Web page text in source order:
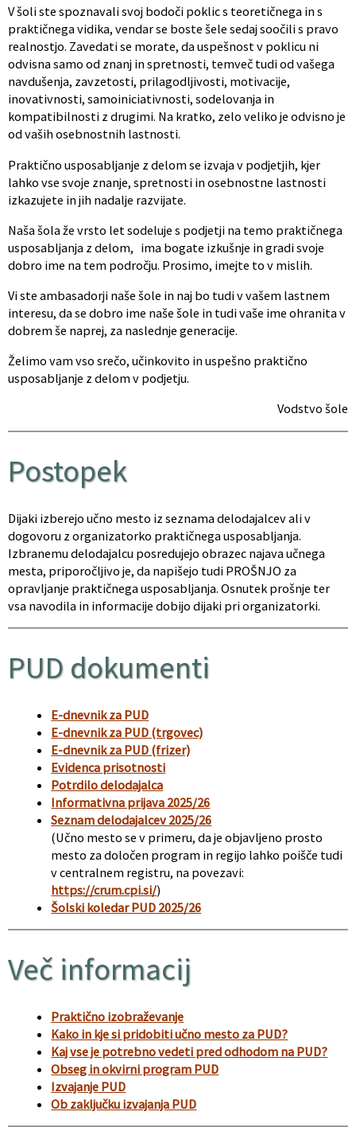
V šoli ste spoznavali svoj bodoči poklic s teoretičnega in s
praktičnega vidika, vendar se boste šele sedaj soočili s pravo
realnostjo. Zavedati se morate, da uspešnost v poklicu ni
odvisna samo od znanj in spretnosti, temveč tudi od vašega
navdušenja, zavzetosti, prilagodljivosti, motivacije,
inovativnosti, samoiniciativnosti, sodelovanja in
kompatibilnosti z drugimi. Na kratko, zelo veliko je odvisno je
od vaših osebnostnih lastnosti.
Praktično usposabljanje z delom se izvaja v podjetjih, kjer
lahko vse svoje znanje, spretnosti in osebnostne lastnosti
izkazujete in jih nadalje razvijate.
Naša šola že vrsto let sodeluje s podjetji na temo praktičnega
usposabljanja z delom, ima bogate izkušnje in gradi svoje
dobro ime na tem področju. Prosimo, imejte to v mislih.
Vi ste ambasadorji naše šole in naj bo tudi v vašem lastnem
interesu, da se dobro ime naše šole in tudi vaše ime ohranita v
dobrem še naprej, za naslednje generacije.
Želimo vam vso srečo, učinkovito in uspešno praktično
usposabljanje z delom v podjetju.
Vodstvo šole
Postopek
Dijaki izberejo učno mesto iz seznama delodajalcev ali v
dogovoru z organizatorko praktičnega usposabljanja.
Izbranemu delodajalcu posredujejo obrazec najava učnega
mesta, priporočljivo je, da napišejo tudi PROŠNJO za
opravljanje praktičnega usposabljanja. Osnutek prošnje ter
vsa navodila in informacije dobijo dijaki pri organizatorki.
PUD dokumenti
E-dnevnik za PUD
E-dnevnik za PUD (trgovec)
E-dnevnik za PUD (frizer)
Evidenca prisotnosti
Potrdilo delodajalca
Informativna prijava 2025/26
Seznam delodajalcev 2025/26
(Učno mesto se v primeru, da je objavljeno prosto
mesto za določen program in regijo lahko poišče tudi
v centralnem registru, na povezavi:
https://crum.cpi.si/)
Šolski koledar PUD 2025/26
Več informacij
Praktično izobraževanje
Kako in kje si pridobiti učno mesto za PUD?
Kaj vse je potrebno vedeti pred odhodom na PUD?
Obseg in okvirni program PUD
Izvajanje PUD
Ob zaključku izvajanja PUD